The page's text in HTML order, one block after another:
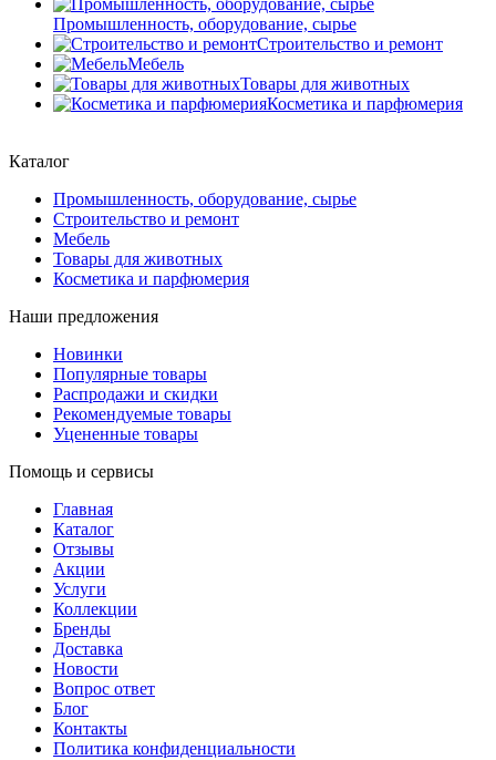
Промышленность, оборудование, сырье
Строительство и ремонт
Мебель
Товары для животных
Косметика и парфюмерия
Каталог
Промышленность, оборудование, сырье
Строительство и ремонт
Мебель
Товары для животных
Косметика и парфюмерия
Наши предложения
Новинки
Популярные товары
Распродажи и скидки
Рекомендуемые товары
Уцененные товары
Помощь и сервисы
Главная
Каталог
Отзывы
Акции
Услуги
Коллекции
Бренды
Доставка
Новости
Вопрос ответ
Блог
Контакты
Политика конфиденциальности